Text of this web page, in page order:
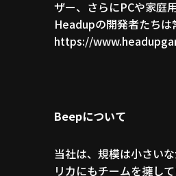
ザー、さらにPCや家庭
Headupの開発者たちは
https://
Beepについて
当社は、規模は小さい
リカにもチームを擁し